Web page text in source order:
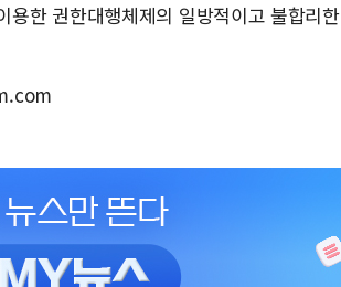
용한 권한대행체제의 일방적이고 불합리